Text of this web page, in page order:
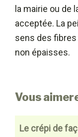
la mairie ou de
acceptée. La
sens des
non épaisses.
Vous
Le crépi de